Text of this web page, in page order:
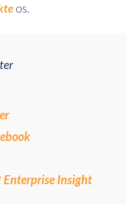
os.
Insight